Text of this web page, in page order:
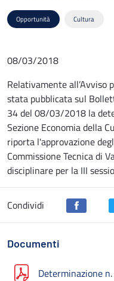
Opportunità Cultura
08/03/2018
Relativamente all’Avviso
stata pubblicata sul
34 del 08/03/2018 la
Sezione Economia della
riporta l'approvazione
Commissione Tecnica di
disciplinare per la III
Condividi
Documenti
Determinazione